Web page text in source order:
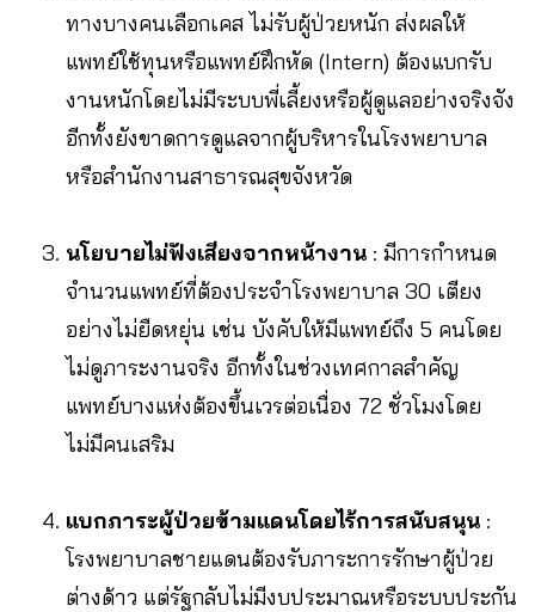
ทางบางคนเลือกเคส ไม่รับผู้ป่วยหนัก ส่งผลให้
แพทย์ใช้ทุนหรือแพทย์ฝึกหัด (Intern) ต้องแบกรับ
งานหนักโดยไม่มีระบบพี่เลี้ยงหรือผู้ดูแลอย่างจริงจัง
อีกทั้งยังขาดการดูแลจากผู้บริหารในโรงพยาบาล
หรือสำนักงานสาธารณสุขจังหวัด
นโยบายไม่ฟังเสียงจากหน้างาน : มีการกำหนด
จำนวนแพทย์ที่ต้องประจำโรงพยาบาล 30 เตียง
อย่างไม่ยืดหยุ่น เช่น บังคับให้มีแพทย์ถึง 5 คนโดย
ไม่ดูภาระงานจริง อีกทั้งในช่วงเทศกาลสำคัญ
แพทย์บางแห่งต้องขึ้นเวรต่อเนื่อง 72 ชั่วโมงโดย
ไม่มีคนเสริม
แบกภาระผู้ป่วยข้ามแดนโดยไร้การสนับสนุน :
โรงพยาบาลชายแดนต้องรับภาระการรักษาผู้ป่วย
ต่างด้าว แต่รัฐกลับไม่มีงบประมาณหรือระบบประกัน